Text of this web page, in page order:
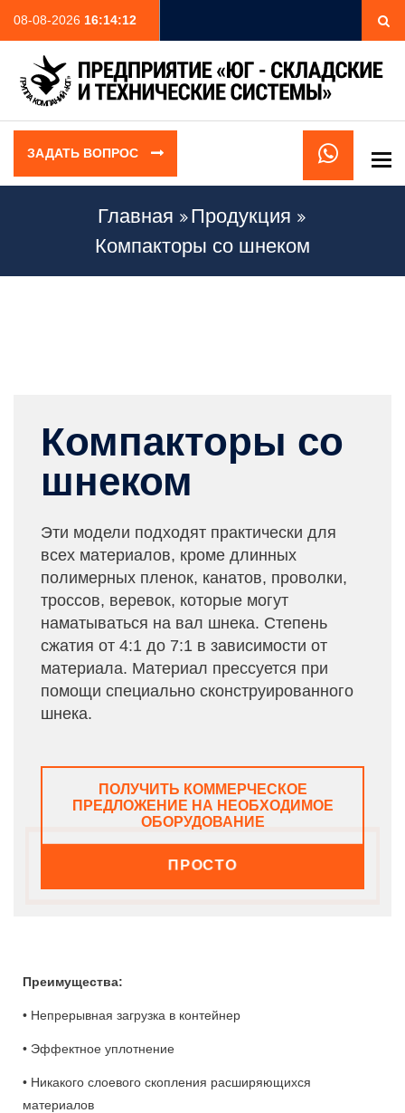
08-08-2026 16:14:12
ЗАДАТЬ ВОПРОС
Главная
Продукция
Компакторы со шнеком
Компакторы со
шнеком
Эти модели подходят практически для
всех материалов, кроме длинных
полимерных пленок, канатов, проволки,
троссов, веревок, которые могут
наматываться на вал шнека. Степень
сжатия от 4:1 до 7:1 в зависимости от
материала. Материал прессуется при
помощи специально сконструированного
шнека.
ПОЛУЧИТЬ КОММЕРЧЕСКОЕ
ПРЕДЛОЖЕНИЕ НА НЕОБХОДИМОЕ
ОБОРУДОВАНИЕ
ПРОСТО
Преимущества:
• Непрерывная загрузка в контейнер
• Эффектное уплотнение
• Никакого слоевого скопления расширяющихся
материалов